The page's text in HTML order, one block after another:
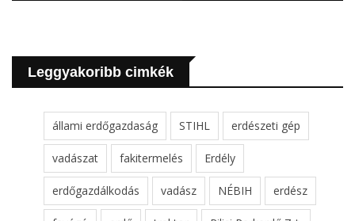
Leggyakoribb cimkék
állami erdőgazdaság STIHL erdészeti gép
vadászat fakitermelés Erdély
erdőgazdálkodás vadász NÉBIH erdész